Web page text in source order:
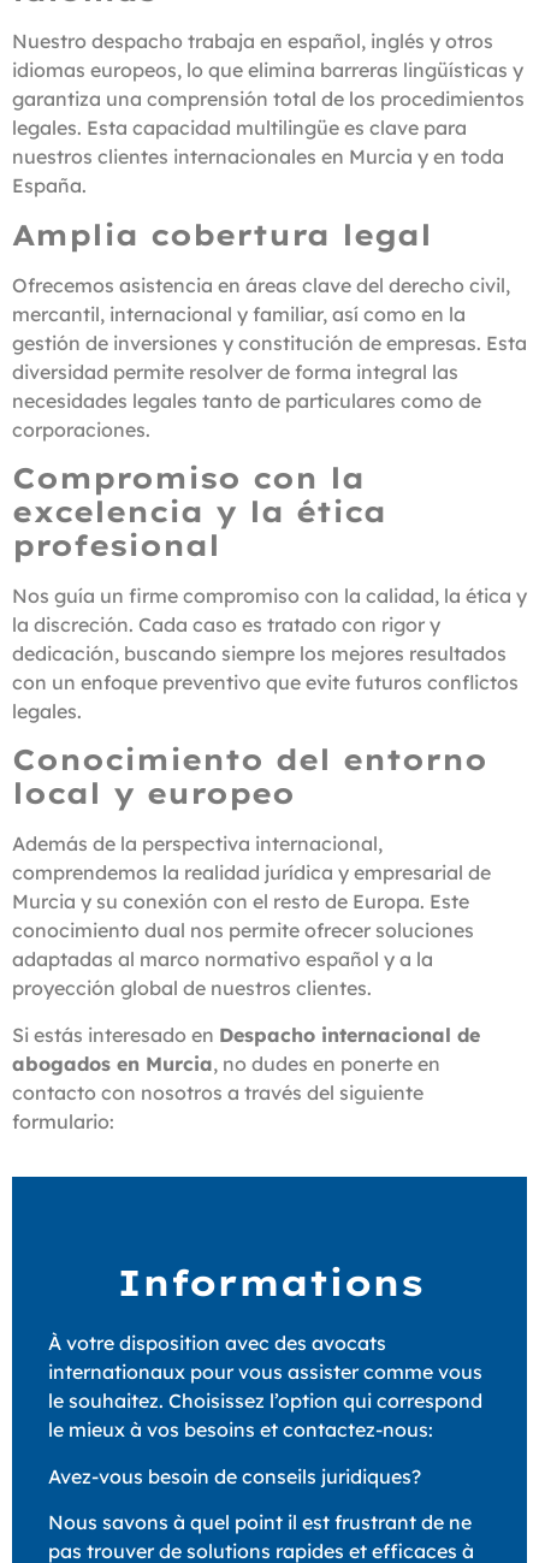
Nuestro despacho trabaja en español, inglés y otros
idiomas europeos, lo que elimina barreras lingüísticas y
garantiza una comprensión total de los procedimientos
legales. Esta capacidad multilingüe es clave para
nuestros clientes internacionales en Murcia y en toda
España.
Amplia cobertura legal
Ofrecemos asistencia en áreas clave del derecho civil,
mercantil, internacional y familiar, así como en la
gestión de inversiones y constitución de empresas. Esta
diversidad permite resolver de forma integral las
necesidades legales tanto de particulares como de
corporaciones.
Compromiso con la
excelencia y la ética
profesional
Nos guía un firme compromiso con la calidad, la ética y
la discreción. Cada caso es tratado con rigor y
dedicación, buscando siempre los mejores resultados
con un enfoque preventivo que evite futuros conflictos
legales.
Conocimiento del entorno
local y europeo
Además de la perspectiva internacional,
comprendemos la realidad jurídica y empresarial de
Murcia y su conexión con el resto de Europa. Este
conocimiento dual nos permite ofrecer soluciones
adaptadas al marco normativo español y a la
proyección global de nuestros clientes.
Si estás interesado en Despacho internacional de
abogados en Murcia, no dudes en ponerte en
contacto con nosotros a través del siguiente
formulario:
Informations
À votre disposition avec des avocats
internationaux pour vous assister comme vous
le souhaitez. Choisissez l’option qui correspond
le mieux à vos besoins et contactez-nous:
Avez-vous besoin de conseils juridiques?
Nous savons à quel point il est frustrant de ne
pas trouver de solutions rapides et efficaces à